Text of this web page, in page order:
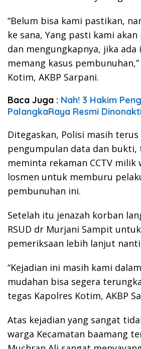
“Belum bisa kami pastikan,
ke sana, Yang pasti kami
dan mengungkapnya, jika ada
memang kasus
Kotim, AKBP Sarpani.
Baca Juga : Nah! 3 Hakim
PalangkaRaya Resmi
Ditegaskan, Polisi masih
pengumpulan data dan bukti,
meminta rekaman CCTV milik
losmen untuk memburu
pembunuhan ini.
Setelah itu jenazah korban
RSUD dr Murjani Sampit
pemeriksaan lebih lanjut
“Kejadian ini masih kami
mudahan bisa segera
tegas Kapolres Kotim, AKBP
Atas kejadian yang sangat
warga Kecamatan baamang